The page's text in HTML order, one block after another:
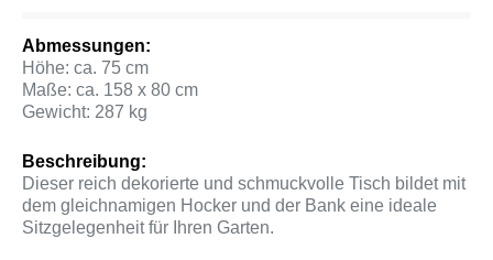
Abmessungen:
Höhe: ca. 75 cm
Maße: ca. 158 x 80 cm
Gewicht: 287 kg
Beschreibung:
Dieser reich dekorierte und schmuckvolle Tisch bildet mit
dem gleichnamigen Hocker und der Bank eine ideale
Sitzgelegenheit für Ihren Garten.